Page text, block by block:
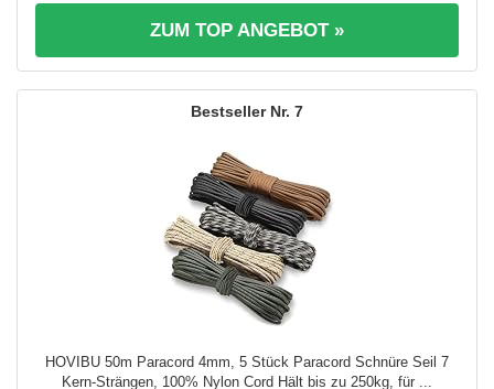
ZUM TOP ANGEBOT »
7
HOVIBU 50m Paracord 4mm, 5 Stück Paracord Schnüre Seil 7
Kern-Strängen, 100% Nylon Cord Hält bis zu 250kg, für ...